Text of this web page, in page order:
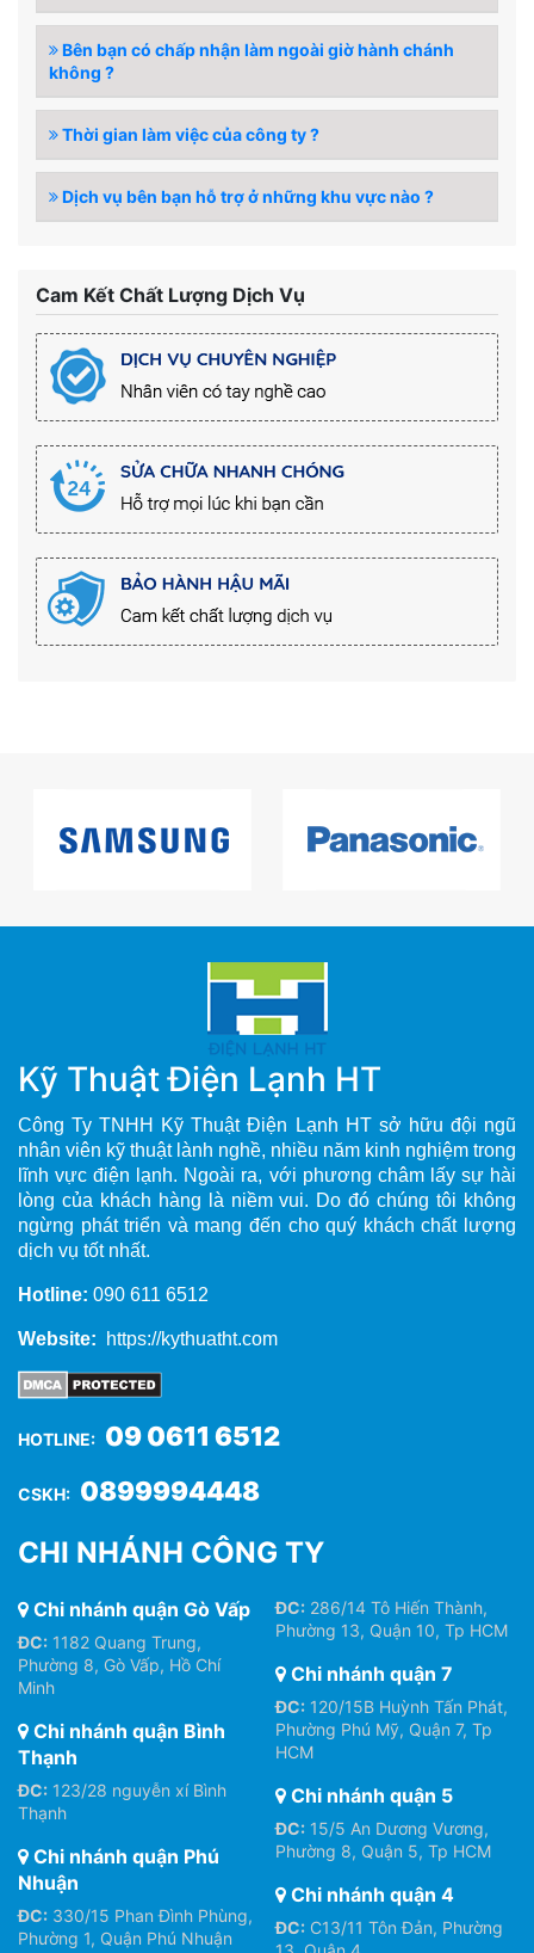
Bên bạn có chấp nhận làm ngoài giờ hành chánh
không ?
Thời gian làm việc của công ty ?
Dịch vụ bên bạn hỗ trợ ở những khu vực nào ?
Cam Kết Chất Lượng Dịch Vụ
Kỹ Thuật Điện Lạnh HT
Công Ty TNHH Kỹ Thuật Điện Lạnh HT sở hữu đội ngũ
nhân viên kỹ thuật lành nghề, nhiều năm kinh nghiệm trong
lĩnh vực điện lạnh. Ngoài ra, với phương châm lấy sự hài
lòng của khách hàng là niềm vui. Do đó chúng tôi không
ngừng phát triển và mang đến cho quý khách chất lượng
dịch vụ tốt nhất.
Hotline: 090 611 6512
Website: https://kythuatht.com
HOTLINE: 09 0611 6512
CSKH: 0899994448
CHI NHÁNH CÔNG TY
Chi nhánh quận Gò Vấp
ĐC: 1182 Quang Trung,
Phường 8, Gò Vấp, Hồ Chí
Minh
Chi nhánh quận Bình
Thạnh
ĐC: 123/28 nguyễn xí Bình
Thạnh
Chi nhánh quận Phú
Nhuận
ĐC: 330/15 Phan Đình Phùng,
Phường 1, Quận Phú Nhuận
ĐC: 286/14 Tô Hiến Thành,
Phường 13, Quận 10, Tp HCM
Chi nhánh quận 7
ĐC: 120/15B Huỳnh Tấn Phát,
Phường Phú Mỹ, Quận 7, Tp
HCM
Chi nhánh quận 5
ĐC: 15/5 An Dương Vương,
Phường 8, Quận 5, Tp HCM
Chi nhánh quận 4
ĐC: C13/11 Tôn Đản, Phường